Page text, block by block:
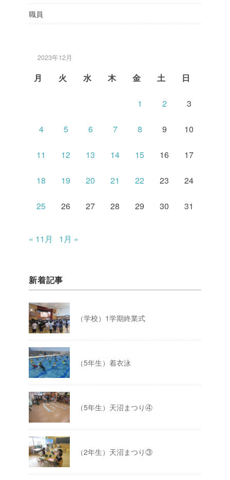
職員
2023年12月
月 火 水 木 金 土 日
1 2 3
4 5 6 7 8 9 10
11 12 13 14 15 16 17
18 19 20 21 22 23 24
25 26 27 28 29 30 31
« 11月 1月 »
新着記事
（学校）1学期終業式
（5年生）着衣泳
（5年生）天沼まつり④
（2年生）天沼まつり③